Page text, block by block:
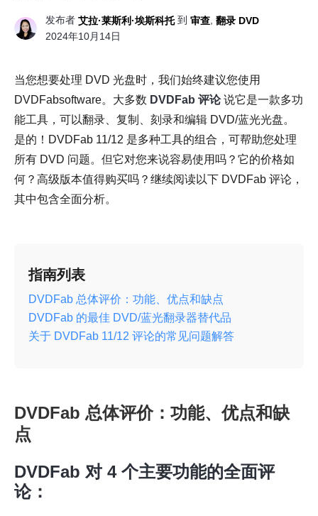
发布者 艾拉·莱斯利·埃斯科托到 审查 翻录 DVD
2024年10月14日
当您想要处理 DVD 光盘时，我们始终建议您使用
DVDFabsoftware。大多数 DVDFab 评论说它是一款多功
能工具，可以翻录、复制、刻录和编辑 DVD/蓝光光盘。
是的！DVDFab 11/12 是多种工具的组合，可帮助您处理
所有 DVD 问题。但它对您来说容易使用吗？它的价格如
何？高级版本值得购买吗？继续阅读以下 DVDFab 评论，
其中包含全面分析。
指南列表
DVDFab 总体评价：功能、优点和缺点
DVDFab 的最佳 DVD/蓝光翻录器替代品
关于 DVDFab 11/12 评论的常见问题解答
DVDFab 总体评价：功能、优点和缺
点
DVDFab 对 4 个主要功能的全面评
论：